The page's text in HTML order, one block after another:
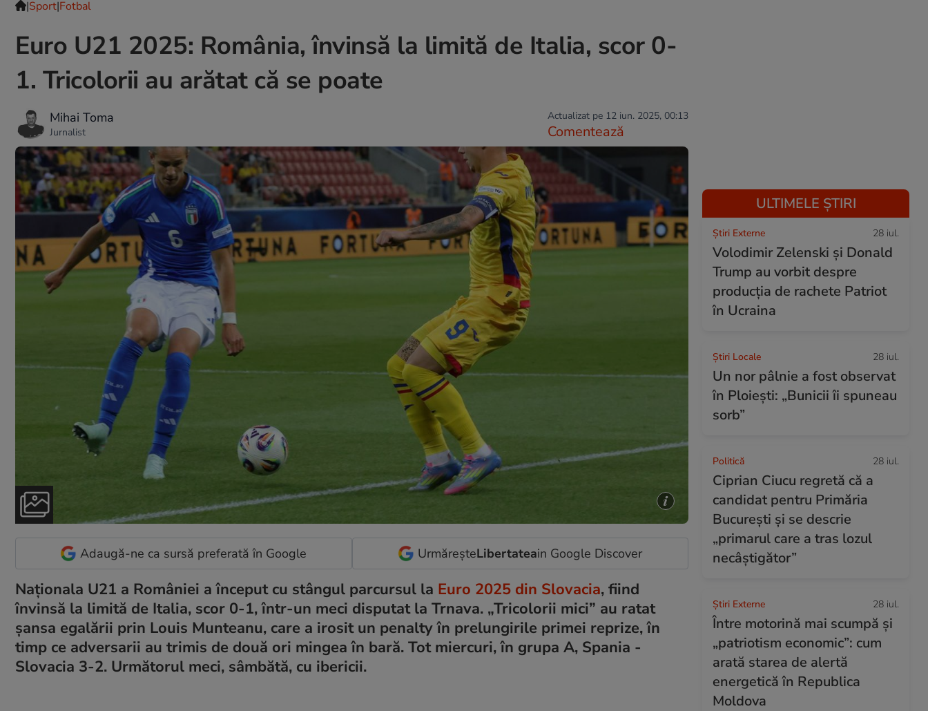
|Sport|Fotbal
Euro U21 2025: România, învinsă la limită de Italia, scor 0-
1. Tricolorii au arătat că se poate
Mihai Toma
Jurnalist
Actualizat pe 12 iun. 2025, 00:13
Comentează
Adaugă-ne ca sursă preferată în Google UrmăreșteLibertateain Google Discover
Naționala U21 a României a început cu stângul parcursul la Euro 2025 din Slovacia, fiind
învinsă la limită de Italia, scor 0-1, într-un meci disputat la Trnava. „Tricolorii mici” au ratat
șansa egalării prin Louis Munteanu, care a irosit un penalty în prelungirile primei reprize, în
timp ce adversarii au trimis de două ori mingea în bară. Tot miercuri, în grupa A, Spania -
Slovacia 3-2. Următorul meci, sâmbătă, cu ibericii.
ULTIMELE ȘTIRI
Știri Externe 28 iul.
Volodimir Zelenski și Donald
Trump au vorbit despre
producția de rachete Patriot
în Ucraina
Știri Locale 28 iul.
Un nor pâlnie a fost observat
în Ploiești: „Bunicii îi spuneau
sorb”
Politică 28 iul.
Ciprian Ciucu regretă că a
candidat pentru Primăria
București și se descrie
„primarul care a tras lozul
necâștigător”
Știri Externe 28 iul.
Între motorină mai scumpă și
„patriotism economic”: cum
arată starea de alertă
energetică în Republica
Moldova